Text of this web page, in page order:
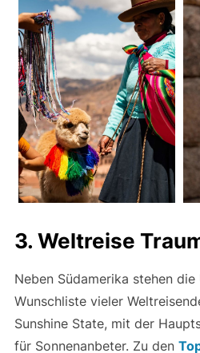
3. Weltreise
Neben Südamerika stehen die
Wunschliste vieler
Sunshine State, mit der
für Sonnenanbeter. Zu den